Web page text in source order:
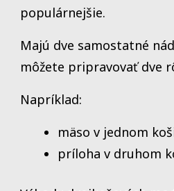
populárnejšie.
Majú dve samostatné
môžete pripravovať dve
Napríklad:
mäso v jednom
príloha v druhom